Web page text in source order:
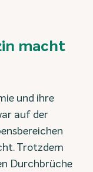
macht
und ihre
auf der
Trotzdem
Durchbrüche